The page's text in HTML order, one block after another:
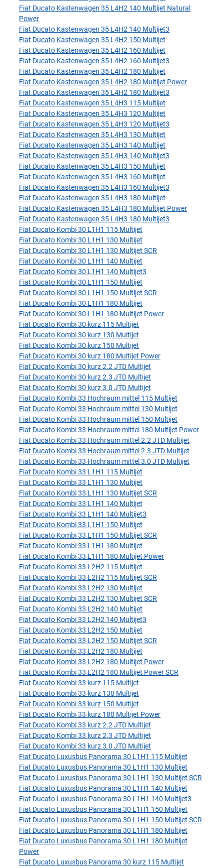
Fiat Ducato Kastenwagen 35 L4H2 140 Multijet Natural
Power
Fiat Ducato Kastenwagen 35 L4H2 140 Multijet3
Fiat Ducato Kastenwagen 35 L4H2 150 Multijet
Fiat Ducato Kastenwagen 35 L4H2 160 Multijet
Fiat Ducato Kastenwagen 35 L4H2 160 Multijet3
Fiat Ducato Kastenwagen 35 L4H2 180 Multijet
Fiat Ducato Kastenwagen 35 L4H2 180 Multijet Power
Fiat Ducato Kastenwagen 35 L4H2 180 Multijet3
Fiat Ducato Kastenwagen 35 L4H3 115 Multijet
Fiat Ducato Kastenwagen 35 L4H3 120 Multijet
Fiat Ducato Kastenwagen 35 L4H3 120 Multijet3
Fiat Ducato Kastenwagen 35 L4H3 130 Multijet
Fiat Ducato Kastenwagen 35 L4H3 140 Multijet
Fiat Ducato Kastenwagen 35 L4H3 140 Multijet3
Fiat Ducato Kastenwagen 35 L4H3 150 Multijet
Fiat Ducato Kastenwagen 35 L4H3 160 Multijet
Fiat Ducato Kastenwagen 35 L4H3 160 Multijet3
Fiat Ducato Kastenwagen 35 L4H3 180 Multijet
Fiat Ducato Kastenwagen 35 L4H3 180 Multijet Power
Fiat Ducato Kastenwagen 35 L4H3 180 Multijet3
Fiat Ducato Kombi 30 L1H1 115 Multijet
Fiat Ducato Kombi 30 L1H1 130 Multijet
Fiat Ducato Kombi 30 L1H1 130 Multijet SCR
Fiat Ducato Kombi 30 L1H1 140 Multijet
Fiat Ducato Kombi 30 L1H1 140 Multijet3
Fiat Ducato Kombi 30 L1H1 150 Multijet
Fiat Ducato Kombi 30 L1H1 150 Multijet SCR
Fiat Ducato Kombi 30 L1H1 180 Multijet
Fiat Ducato Kombi 30 L1H1 180 Multijet Power
Fiat Ducato Kombi 30 kurz 115 Multijet
Fiat Ducato Kombi 30 kurz 130 Multijet
Fiat Ducato Kombi 30 kurz 150 Multijet
Fiat Ducato Kombi 30 kurz 180 Multijet Power
Fiat Ducato Kombi 30 kurz 2.2 JTD Multijet
Fiat Ducato Kombi 30 kurz 2.3 JTD Multijet
Fiat Ducato Kombi 30 kurz 3.0 JTD Multijet
Fiat Ducato Kombi 33 Hochraum mittel 115 Multijet
Fiat Ducato Kombi 33 Hochraum mittel 130 Multijet
Fiat Ducato Kombi 33 Hochraum mittel 150 Multijet
Fiat Ducato Kombi 33 Hochraum mittel 180 Multijet Power
Fiat Ducato Kombi 33 Hochraum mittel 2.2 JTD Multijet
Fiat Ducato Kombi 33 Hochraum mittel 2.3 JTD Multijet
Fiat Ducato Kombi 33 Hochraum mittel 3.0 JTD Multijet
Fiat Ducato Kombi 33 L1H1 115 Multijet
Fiat Ducato Kombi 33 L1H1 130 Multijet
Fiat Ducato Kombi 33 L1H1 130 Multijet SCR
Fiat Ducato Kombi 33 L1H1 140 Multijet
Fiat Ducato Kombi 33 L1H1 140 Multijet3
Fiat Ducato Kombi 33 L1H1 150 Multijet
Fiat Ducato Kombi 33 L1H1 150 Multijet SCR
Fiat Ducato Kombi 33 L1H1 180 Multijet
Fiat Ducato Kombi 33 L1H1 180 Multijet Power
Fiat Ducato Kombi 33 L2H2 115 Multijet
Fiat Ducato Kombi 33 L2H2 115 Multijet SCR
Fiat Ducato Kombi 33 L2H2 130 Multijet
Fiat Ducato Kombi 33 L2H2 130 Multijet SCR
Fiat Ducato Kombi 33 L2H2 140 Multijet
Fiat Ducato Kombi 33 L2H2 140 Multijet3
Fiat Ducato Kombi 33 L2H2 150 Multijet
Fiat Ducato Kombi 33 L2H2 150 Multijet SCR
Fiat Ducato Kombi 33 L2H2 180 Multijet
Fiat Ducato Kombi 33 L2H2 180 Multijet Power
Fiat Ducato Kombi 33 L2H2 180 Multijet Power SCR
Fiat Ducato Kombi 33 kurz 115 Multijet
Fiat Ducato Kombi 33 kurz 130 Multijet
Fiat Ducato Kombi 33 kurz 150 Multijet
Fiat Ducato Kombi 33 kurz 180 Multijet Power
Fiat Ducato Kombi 33 kurz 2.2 JTD Multijet
Fiat Ducato Kombi 33 kurz 2.3 JTD Multijet
Fiat Ducato Kombi 33 kurz 3.0 JTD Multijet
Fiat Ducato Luxusbus Panorama 30 L1H1 115 Multijet
Fiat Ducato Luxusbus Panorama 30 L1H1 130 Multijet
Fiat Ducato Luxusbus Panorama 30 L1H1 130 Multijet SCR
Fiat Ducato Luxusbus Panorama 30 L1H1 140 Multijet
Fiat Ducato Luxusbus Panorama 30 L1H1 140 Multijet3
Fiat Ducato Luxusbus Panorama 30 L1H1 150 Multijet
Fiat Ducato Luxusbus Panorama 30 L1H1 150 Multijet SCR
Fiat Ducato Luxusbus Panorama 30 L1H1 180 Multijet
Fiat Ducato Luxusbus Panorama 30 L1H1 180 Multijet
Power
Fiat Ducato Luxusbus Panorama 30 kurz 115 Multijet